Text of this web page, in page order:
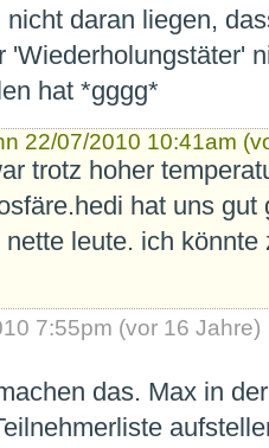
daran liegen,
'Wiederholungstäter'
hat *gggg*
22/07/2010 10:41am
trotz hoher
hat uns gut
leute. ich
7:55pm (vor 16 Jahre)
das. Max in